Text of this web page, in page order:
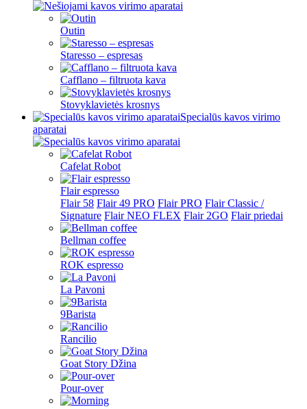
Outin
Staresso – espresas
Cafflano – filtruota kava
Stovyklavietės krosnys
Specialūs kavos virimo
aparatai
Cafelat Robot
Flair espresso
Flair 58 Flair 49 PRO Flair PRO Flair Classic /
Signature Flair NEO FLEX Flair 2GO Flair priedai
Bellman coffee
ROK espresso
La Pavoni
9Barista
Rancilio
Goat Story Džina
Pour-over